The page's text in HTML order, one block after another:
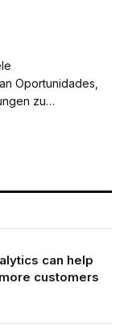
Oportunidades,
zu…
can help
customers